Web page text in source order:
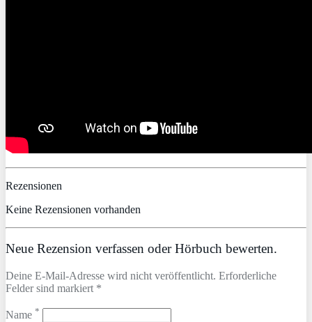
Rezensionen
Keine Rezensionen vorhanden
Neue Rezension verfassen oder Hörbuch bewerten.
Deine E-Mail-Adresse wird nicht veröffentlicht. Erforderliche
Felder sind markiert *
Name *